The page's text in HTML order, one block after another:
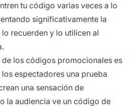
tu código varias veces a lo
significativamente la
recuerden y lo utilicen al
los códigos promocionales es
espectadores una prueba
una sensación de
la audiencia ve un código de